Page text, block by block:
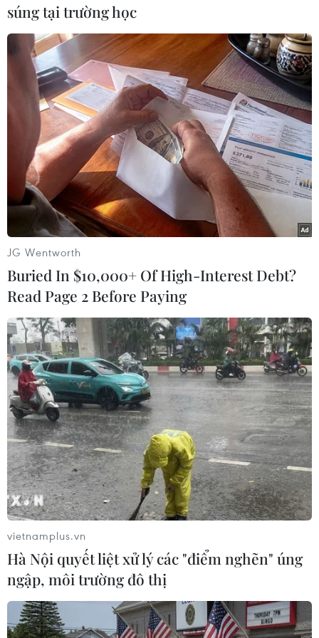
các hài cốt./.
(TTXVN/Vietnam+)
#Tìm kiếm hài cốt liệt sỹ #Di vật
#Hài cốt liệt sỹ
Bình Phước Đồng Nai
Theo dõi VietnamPlus
TIN LIÊN QUAN
súng tại trường học
JG Wentworth
Buried In $10,000+ Of High-Interest Debt?
Read Page 2 Before Paying
vietnamplus.vn
Hà Nội quyết liệt xử lý các "điểm nghẽn" úng
ngập, môi trường đô thị